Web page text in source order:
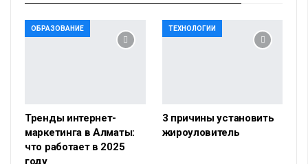
ОБРАЗОВАНИЕ
Тренды интернет-
маркетинга в Алматы:
что работает в 2025
году
ТЕХНОЛОГИИ
3 причины установить
жироуловитель